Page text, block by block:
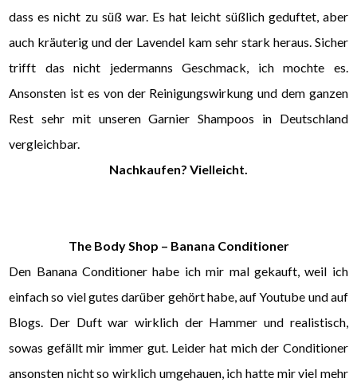
dass es nicht zu süß war. Es hat leicht süßlich geduftet, aber
auch kräuterig und der Lavendel kam sehr stark heraus. Sicher
trifft das nicht jedermanns Geschmack, ich mochte es.
Ansonsten ist es von der Reinigungswirkung und dem ganzen
Rest sehr mit unseren Garnier Shampoos in Deutschland
vergleichbar.
Nachkaufen? Vielleicht.
The Body Shop – Banana Conditioner
Den Banana Conditioner habe ich mir mal gekauft, weil ich
einfach so viel gutes darüber gehört habe, auf Youtube und auf
Blogs. Der Duft war wirklich der Hammer und realistisch,
sowas gefällt mir immer gut. Leider hat mich der Conditioner
ansonsten nicht so wirklich umgehauen, ich hatte mir viel mehr